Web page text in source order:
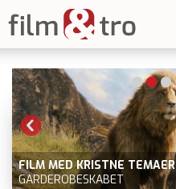
FILM MED KRISTNE TEMAER
GARDEROBESKABET